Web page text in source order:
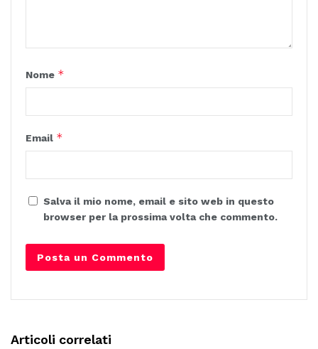
Nome *
Email *
Salva il mio nome, email e sito web in questo
browser per la prossima volta che commento.
Articoli correlati